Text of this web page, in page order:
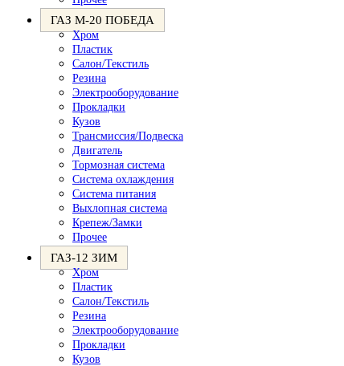
ГАЗ М-20 ПОБЕДА
Хром
Пластик
Салон/Текстиль
Резина
Электрооборудование
Прокладки
Кузов
Трансмиссия/Подвеска
Двигатель
Тормозная система
Система охлаждения
Система питания
Выхлопная система
Крепеж/Замки
Прочее
ГАЗ-12 ЗИМ
Хром
Пластик
Салон/Текстиль
Резина
Электрооборудование
Прокладки
Кузов